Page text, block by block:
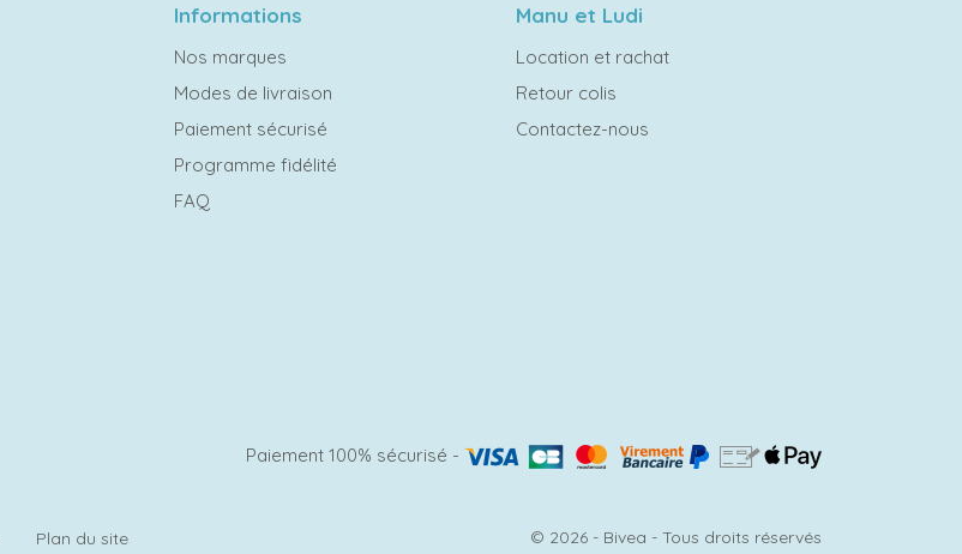
Informations
Nos marques
Modes de livraison
Paiement sécurisé
Programme fidélité
FAQ
Manu et Ludi
Location et rachat
Retour colis
Contactez-nous
Paiement 100% sécurisé -
Plan du site © 2026 - Bivea - Tous droits réservés